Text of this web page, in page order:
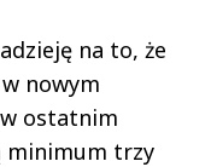
na to, że
nowym
ostatnim
minimum trzy